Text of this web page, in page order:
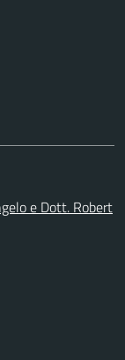
e Dott. Robert